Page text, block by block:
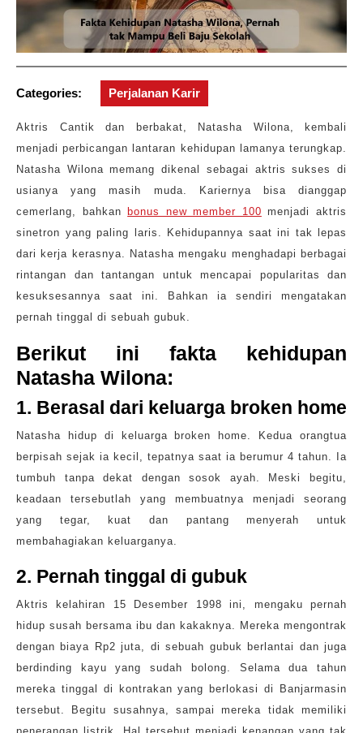
Categories: Perjalanan Karir
Aktris Cantik dan berbakat, Natasha Wilona, kembali
menjadi perbicangan lantaran kehidupan lamanya terungkap.
Natasha Wilona memang dikenal sebagai aktris sukses di
usianya yang masih muda. Kariernya bisa dianggap
cemerlang, bahkan
bonus new member 100 menjadi aktris
sinetron yang paling laris. Kehidupannya saat ini tak lepas
dari kerja kerasnya. Natasha mengaku menghadapi berbagai
rintangan dan tantangan untuk mencapai popularitas dan
kesuksesannya saat ini. Bahkan ia sendiri mengatakan
pernah tinggal di sebuah gubuk.
Berikut ini fakta kehidupan
Natasha Wilona:
1. Berasal dari keluarga broken home
Natasha hidup di keluarga broken home. Kedua orangtua
berpisah sejak ia kecil, tepatnya saat ia berumur 4 tahun. Ia
tumbuh tanpa dekat dengan sosok ayah. Meski begitu,
keadaan tersebutlah yang membuatnya menjadi seorang
yang tegar, kuat dan pantang menyerah untuk
membahagiakan keluarganya.
2. Pernah tinggal di gubuk
Aktris kelahiran 15 Desember 1998 ini, mengaku pernah
hidup susah bersama ibu dan kakaknya. Mereka mengontrak
dengan biaya Rp2 juta, di sebuah gubuk berlantai dan juga
berdinding kayu yang sudah bolong. Selama dua tahun
mereka tinggal di kontrakan yang berlokasi di Banjarmasin
tersebut. Begitu susahnya, sampai mereka tidak memiliki